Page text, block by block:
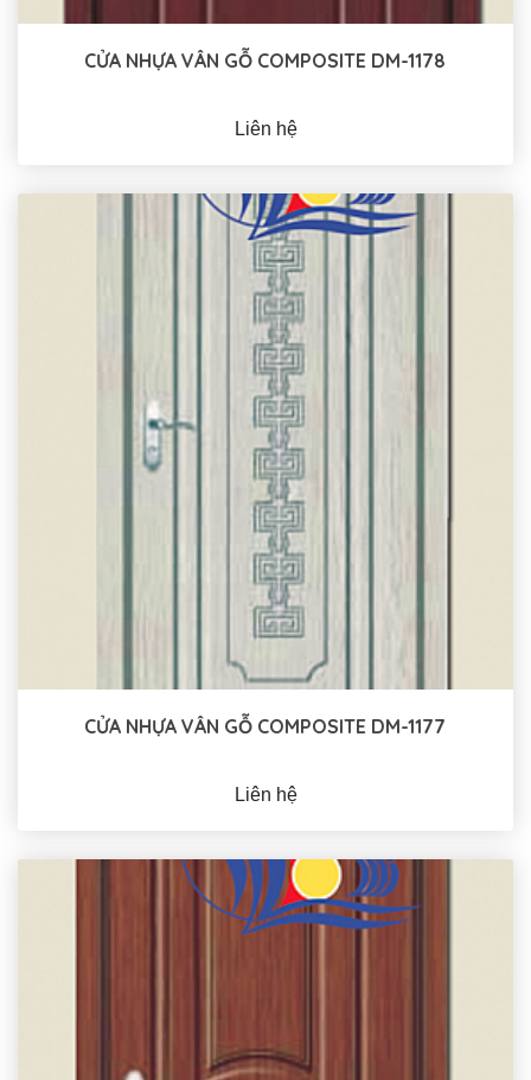
CỬA NHỰA VÂN GỖ COMPOSITE DM-1178
Liên hệ
CỬA NHỰA VÂN GỖ COMPOSITE DM-1177
Liên hệ